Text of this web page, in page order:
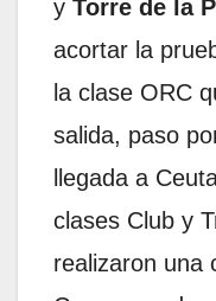
y Torre de la
acortar la
la clase ORC
salida, paso
llegada a
clases Club y
realizaron una